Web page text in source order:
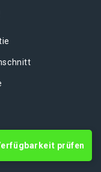
prüfen